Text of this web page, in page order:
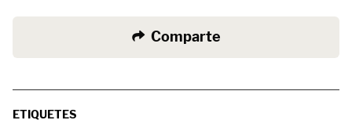
Comparte
ETIQUETES